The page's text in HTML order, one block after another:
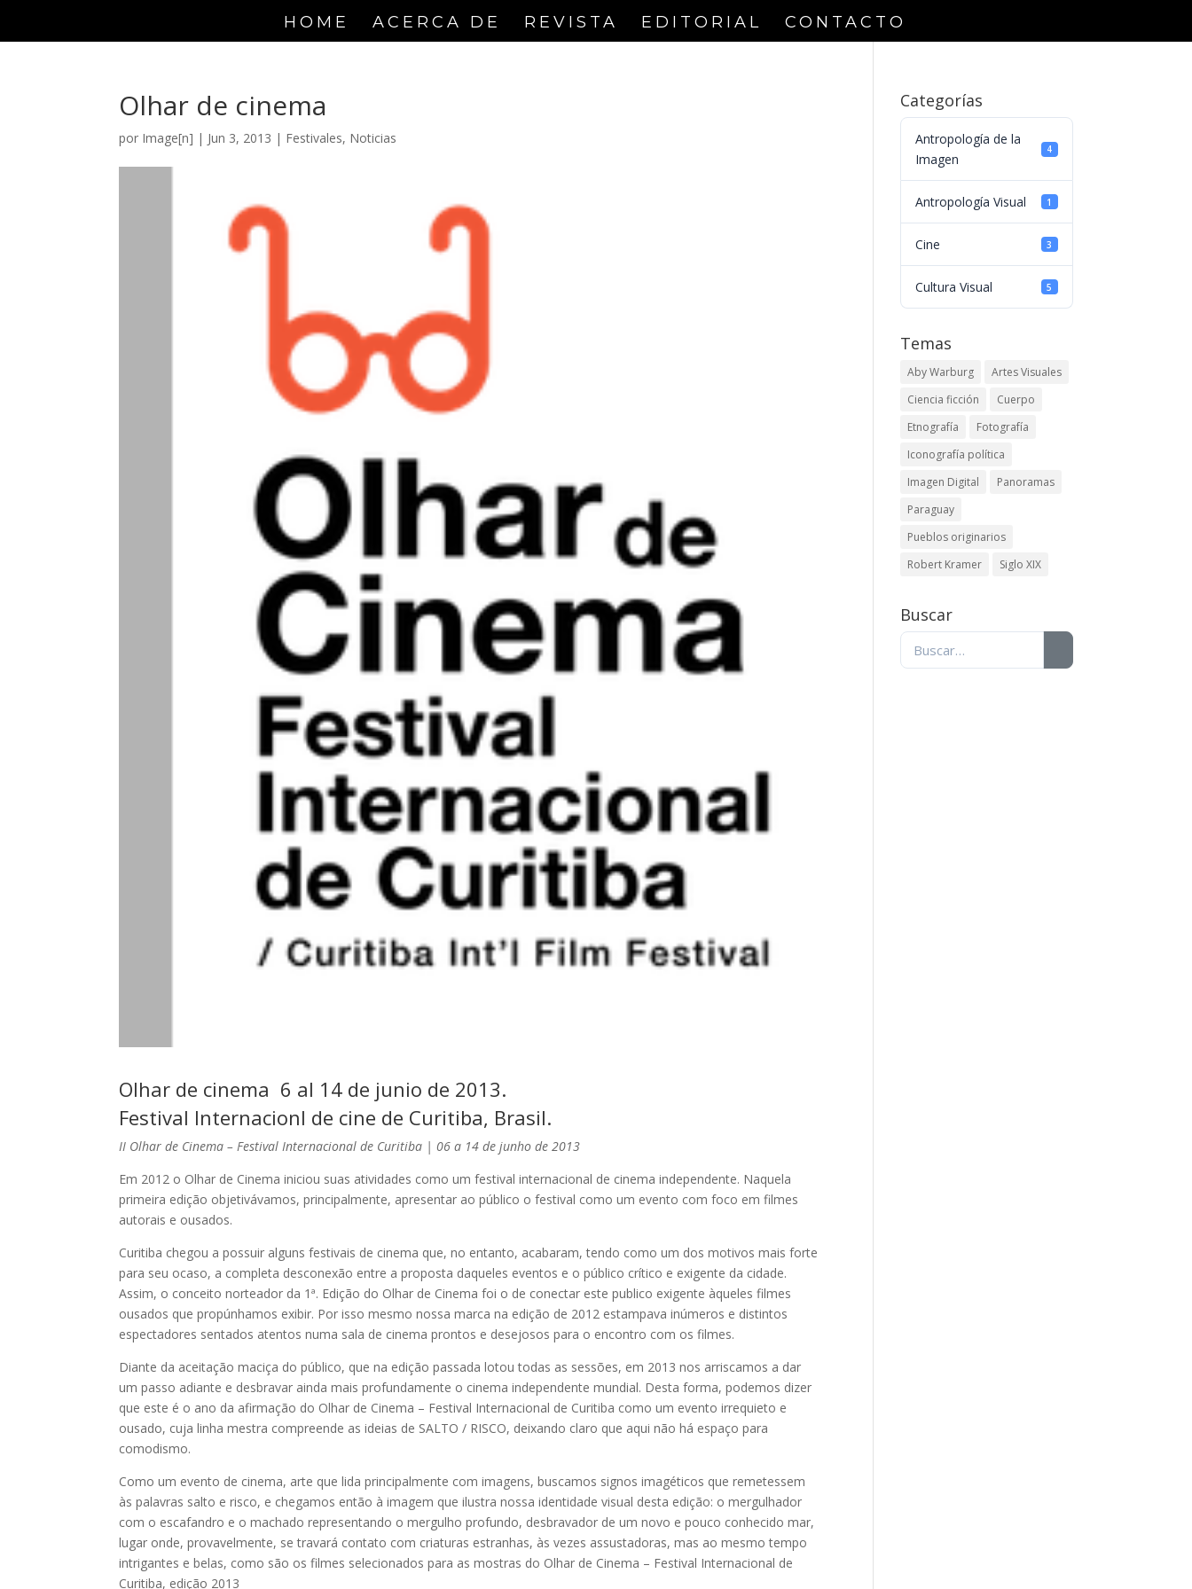
HOME ACERCA DE REVISTA EDITORIAL CONTACTO
Olhar de cinema
por Image[n] | Jun 3, 2013 | Festivales, Noticias
Olhar de cinema 6 al 14 de junio de 2013.
Festival Internacionl de cine de Curitiba, Brasil.
II Olhar de Cinema – Festival Internacional de Curitiba | 06 a 14 de junho de 2013
Em 2012 o Olhar de Cinema iniciou suas atividades como um festival internacional de cinema independente. Naquela
primeira edição objetivávamos, principalmente, apresentar ao público o festival como um evento com foco em filmes
autorais e ousados.
Curitiba chegou a possuir alguns festivais de cinema que, no entanto, acabaram, tendo como um dos motivos mais forte
para seu ocaso, a completa desconexão entre a proposta daqueles eventos e o público crítico e exigente da cidade.
Assim, o conceito norteador da 1ª. Edição do Olhar de Cinema foi o de conectar este publico exigente àqueles filmes
ousados que propúnhamos exibir. Por isso mesmo nossa marca na edição de 2012 estampava inúmeros e distintos
espectadores sentados atentos numa sala de cinema prontos e desejosos para o encontro com os filmes.
Diante da aceitação maciça do público, que na edição passada lotou todas as sessões, em 2013 nos arriscamos a dar
um passo adiante e desbravar ainda mais profundamente o cinema independente mundial. Desta forma, podemos dizer
que este é o ano da afirmação do Olhar de Cinema – Festival Internacional de Curitiba como um evento irrequieto e
ousado, cuja linha mestra compreende as ideias de SALTO / RISCO, deixando claro que aqui não há espaço para
comodismo.
Como um evento de cinema, arte que lida principalmente com imagens, buscamos signos imagéticos que remetessem
às palavras salto e risco, e chegamos então à imagem que ilustra nossa identidade visual desta edição: o mergulhador
com o escafandro e o machado representando o mergulho profundo, desbravador de um novo e pouco conhecido mar,
lugar onde, provavelmente, se travará contato com criaturas estranhas, às vezes assustadoras, mas ao mesmo tempo
intrigantes e belas, como são os filmes selecionados para as mostras do Olhar de Cinema – Festival Internacional de
Curitiba, edição 2013
Categorías
Antropología de la
Imagen
4
Antropología Visual 1
Cine 3
Cultura Visual 5
Temas
Aby Warburg
Artes Visuales
Ciencia ficción
Cuerpo
Etnografía
Fotografía
Iconografía política
Imagen Digital
Panoramas
Paraguay
Pueblos originarios
Robert Kramer
Siglo XIX
Buscar